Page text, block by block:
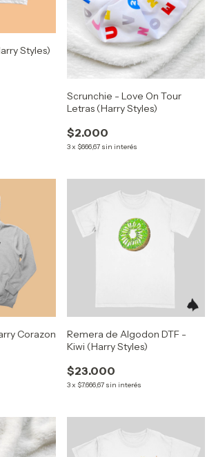
Styles)
Scrunchie - Love On Tour
Letras (Harry Styles)
$2.000
3x $666,67 sin interés
Corazon
Remera de Algodon DTF -
Kiwi (Harry Styles)
$23.000
3x $7.666,67 sin interés